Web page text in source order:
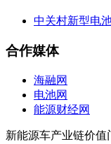
中关村新型电
合作媒体
海融网
电池网
能源财经网
新能源车产业链价值